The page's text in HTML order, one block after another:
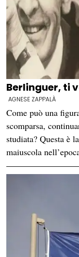
Berlinguer, ti
AGNESE ZAPPALÀ
Come può una
scomparsa,
studiata? Questa è
maiuscola